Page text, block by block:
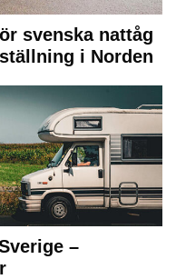
svenska nattåg
i Norden
–